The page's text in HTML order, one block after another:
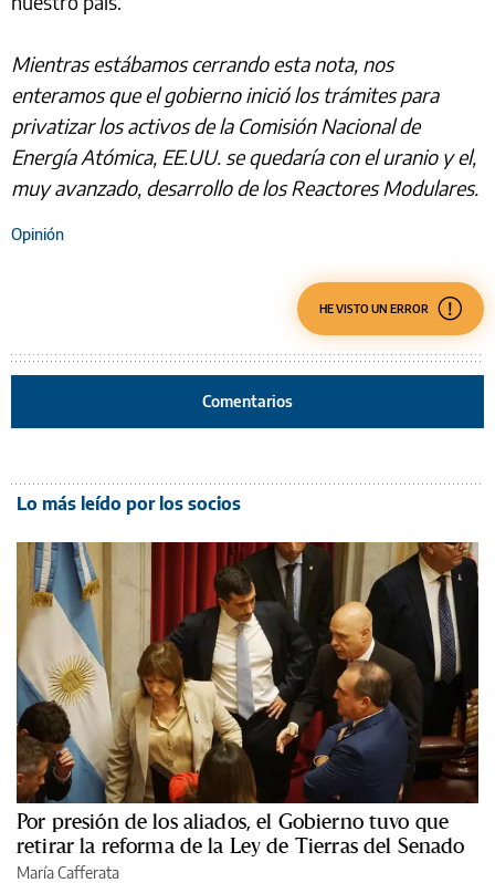
Mientras estábamos cerrando esta nota, nos
enteramos que el gobierno inició los trámites para
privatizar los activos de la Comisión Nacional de
Energía Atómica, EE.UU. se quedaría con el uranio y el,
muy avanzado, desarrollo de los Reactores Modulares.
Opinión
HE VISTO UN ERROR
Comentarios
Lo más leído por los socios
Por presión de los aliados, el Gobierno tuvo que
retirar la reforma de la Ley de Tierras del Senado
María Cafferata